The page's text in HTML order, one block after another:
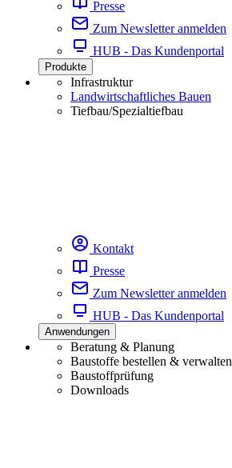
Presse
Zum Newsletter anmelden
HUB - Das Kundenportal
Produkte
Infrastruktur
Landwirtschaftliches Bauen
Tiefbau/Spezialtiefbau
Kontakt
Presse
Zum Newsletter anmelden
HUB - Das Kundenportal
Anwendungen
Beratung & Planung
Baustoffe bestellen & verwalten
Baustoffprüfung
Downloads